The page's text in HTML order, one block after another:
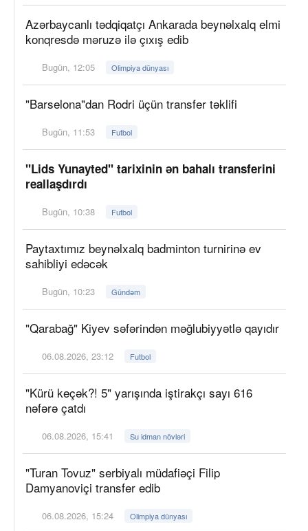
Azərbaycanlı tədqiqatçı Ankarada beynəlxalq elmi
konqresdə məruzə ilə çıxış edib
Bugün, 12:05 Olimpiya dünyası
"Barselona"dan Rodri üçün transfer təklifi
Bugün, 11:53 Futbol
"Lids Yunayted" tarixinin ən bahalı transferini
reallaşdırdı
Bugün, 10:38 Futbol
Paytaxtımız beynəlxalq badminton turnirinə ev
sahibliyi edəcək
Bugün, 10:23 Gündəm
"Qarabağ" Kiyev səfərindən məğlubiyyətlə qayıdır
06.08.2026, 23:12 Futbol
"Kürü keçək?! 5" yarışında iştirakçı sayı 616
nəfərə çatdı
06.08.2026, 15:41 Su idman növləri
"Turan Tovuz" serbiyalı müdafiəçi Filip
Damyanoviçi transfer edib
06.08.2026, 15:24 Olimpiya dünyası